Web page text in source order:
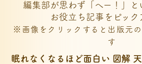
編集部が思わず「へー！」と
お役立ち記事をピック
※画像をクリックすると出版元
す
眠れなくなるほど面白い 図解